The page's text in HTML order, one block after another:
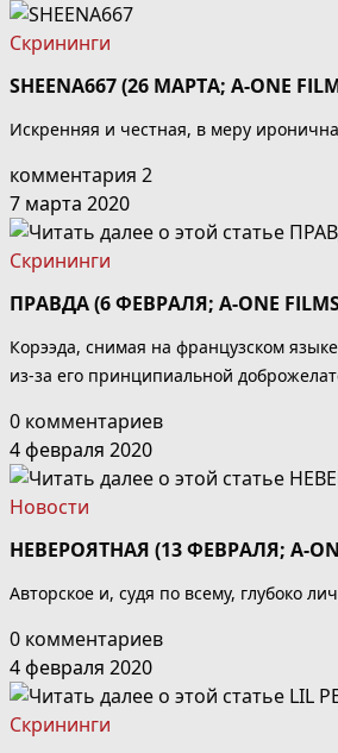
Скрининги
SHEENA667 (26 МАРТА; A-ONE
Искренняя и честная, в меру
комментария 2
7 марта 2020
Скрининги
ПРАВДА (6 ФЕВРАЛЯ; A-ONE
Корээда, снимая на французском
из-за его принципиальной
0 комментариев
4 февраля 2020
Новости
НЕВЕРОЯТНАЯ (13 ФЕВРАЛЯ; A-
Авторское и, судя по всему, глубоко
0 комментариев
4 февраля 2020
Скрининги